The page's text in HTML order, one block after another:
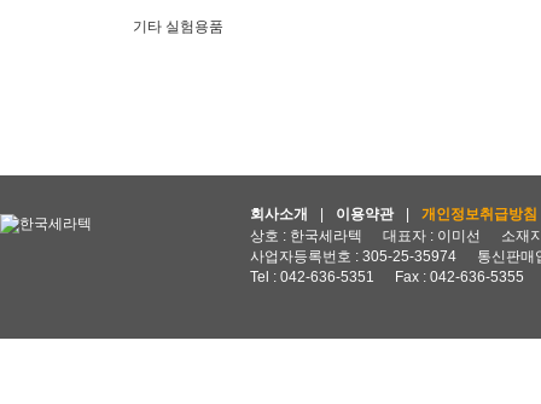
기타 실험용품
회사소개 이용약관
개인정보취급방침
상호 : 한국세라텍
대표자 : 이미선
소재
사업자등록번호 : 305-25-35974
통신판매
Tel : 042-636-5351
Fax : 042-636-5355